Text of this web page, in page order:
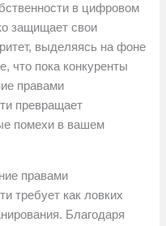
в цифровом
защищает свои
выделяясь на фоне
что пока конкуренты
правами
превращает
помехи в вашем
правами
требует как ловких
Благодаря